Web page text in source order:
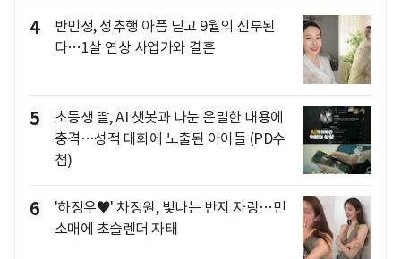
4
반민정, 성추행 아픔 딛고 9월의 신부된
다…1살 연상 사업가와 결혼
5
초등생 딸, AI 챗봇과 나눈 은밀한 내용에
충격…성적 대화에 노출된 아이들 (PD수
첩)
6
'하정우♥' 차정원, 빛나는 반지 자랑…민
소매에 초슬렌더 자태